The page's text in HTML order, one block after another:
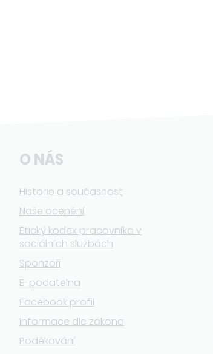
O NÁS
Historie a současnost
Naše ocenění
Etický kodex pracovníka v
sociálních službách
Sponzoři
E-podatelna
Facebook profil
Informace dle zákona
Poděkování